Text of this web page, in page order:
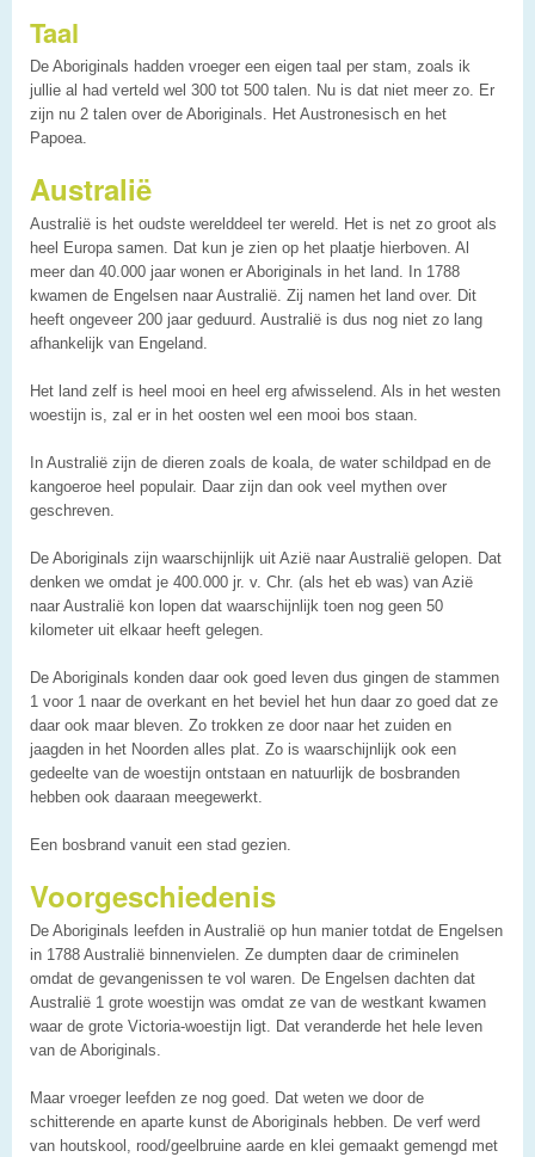
Taal
De Aboriginals hadden vroeger een eigen taal per stam, zoals ik
jullie al had verteld wel 300 tot 500 talen. Nu is dat niet meer zo. Er
zijn nu 2 talen over de Aboriginals. Het Austronesisch en het
Papoea.
Australië
Australië is het oudste werelddeel ter wereld. Het is net zo groot als
heel Europa samen. Dat kun je zien op het plaatje hierboven. Al
meer dan 40.000 jaar wonen er Aboriginals in het land. In 1788
kwamen de Engelsen naar Australië. Zij namen het land over. Dit
heeft ongeveer 200 jaar geduurd. Australië is dus nog niet zo lang
afhankelijk van Engeland.
Het land zelf is heel mooi en heel erg afwisselend. Als in het westen
woestijn is, zal er in het oosten wel een mooi bos staan.
In Australië zijn de dieren zoals de koala, de water schildpad en de
kangoeroe heel populair. Daar zijn dan ook veel mythen over
geschreven.
De Aboriginals zijn waarschijnlijk uit Azië naar Australië gelopen. Dat
denken we omdat je 400.000 jr. v. Chr. (als het eb was) van Azië
naar Australië kon lopen dat waarschijnlijk toen nog geen 50
kilometer uit elkaar heeft gelegen.
De Aboriginals konden daar ook goed leven dus gingen de stammen
1 voor 1 naar de overkant en het beviel het hun daar zo goed dat ze
daar ook maar bleven. Zo trokken ze door naar het zuiden en
jaagden in het Noorden alles plat. Zo is waarschijnlijk ook een
gedeelte van de woestijn ontstaan en natuurlijk de bosbranden
hebben ook daaraan meegewerkt.
Een bosbrand vanuit een stad gezien.
Voorgeschiedenis
De Aboriginals leefden in Australië op hun manier totdat de Engelsen
in 1788 Australië binnenvielen. Ze dumpten daar de criminelen
omdat de gevangenissen te vol waren. De Engelsen dachten dat
Australië 1 grote woestijn was omdat ze van de westkant kwamen
waar de grote Victoria-woestijn ligt. Dat veranderde het hele leven
van de Aboriginals.
Maar vroeger leefden ze nog goed. Dat weten we door de
schitterende en aparte kunst de Aboriginals hebben. De verf werd
van houtskool, rood/geelbruine aarde en klei gemaakt gemengd met